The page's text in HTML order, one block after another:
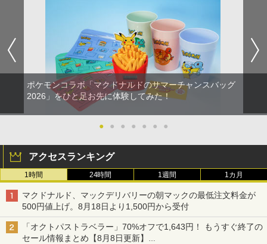
ポケモンコラボ「マクドナルドのサマーチャンスバッグ
2026」をひと足お先に体験してみた！
● ● ● ● ● ● ●
アクセスランキング
1時間 24時間 1週間 1カ月
マクドナルド、マックデリバリーの朝マックの最低注文料金が
500円値上げ。8月18日より1,500円から受付
「オクトパストラベラー」70%オフで1,643円！ もうすぐ終了の
セール情報まとめ【8月8日更新】